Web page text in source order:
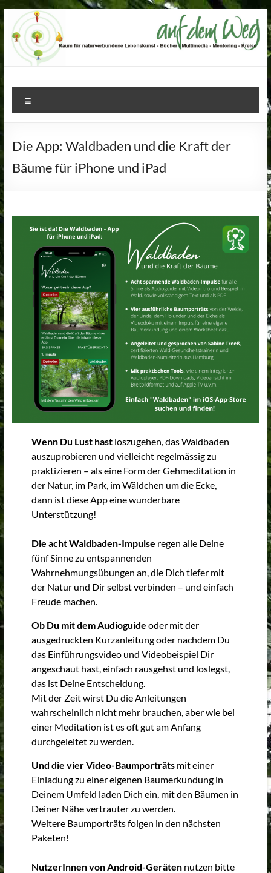
Zum
Inhalt
springen
Auf
dem
Weg
–
naturverbundene
Lebenskunst
schamanische
Seinsweisen
Naturkunst,
Waldgänge,
Baumseminare,
schamanische
Kunst,
Kreise,
Bücher,
Apps
Die App: Waldbaden und die Kraft der
Bäume für iPhone und iPad
Wenn Du Lust hast loszugehen, das Waldbaden
auszuprobieren und vielleicht regelmässig zu
praktizieren – als eine Form der Gehmeditation in
der Natur, im Park, im Wäldchen um die Ecke,
dann ist diese App eine wunderbare
Unterstützung!
Die acht Waldbaden-Impulse regen alle Deine
fünf Sinne zu entspannenden
Wahrnehmungsübungen an, die Dich tiefer mit
der Natur und Dir selbst verbinden – und einfach
Freude machen.
Ob Du mit dem Audioguide oder mit der
ausgedruckten Kurzanleitung oder nachdem Du
das Einführungsvideo und Videobeispiel Dir
angeschaut hast, einfach rausgehst und loslegst,
das ist Deine Entscheidung.
Mit der Zeit wirst Du die Anleitungen
wahrscheinlich nicht mehr brauchen, aber wie bei
einer Meditation ist es oft gut am Anfang
durchgeleitet zu werden.
Und die vier Video-Baumporträts mit einer
Einladung zu einer eigenen Baumerkundung in
Deinem Umfeld laden Dich ein, mit den Bäumen in
Deiner Nähe vertrauter zu werden.
Weitere Baumporträts folgen in den nächsten
Paketen!
NutzerInnen von Android-Geräten nutzen bitte